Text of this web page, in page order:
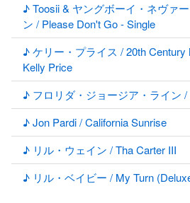
♪ Toosii & ヤングボーイ・ネヴァ
ン / Please Don't Go - Single
♪ ケリー・プライス / 20th
Kelly Price
♪ フロリダ・ジョージア・ライン /
♪ Jon Pardi / California Sunrise
♪ リル・ウェイン / Tha Carter III
♪ リル・ベイビー / My Turn